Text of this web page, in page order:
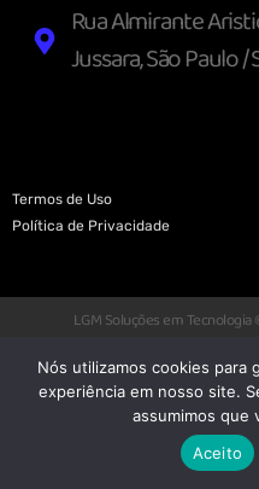
Rua Almirante
Jussara, São Paulo
Termos de Uso
Política de Privacidade
LGM Soluções em
Nós utilizamos cookies para
experiência em nosso site.
assumimos que
Aceito